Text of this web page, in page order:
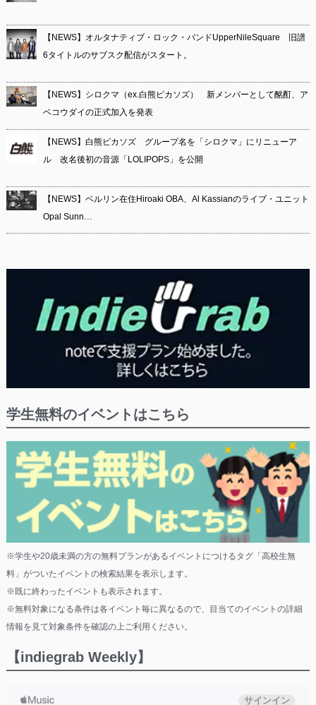
【NEWS】オルタナティブ・ロック・バンドUpperNileSquare 旧譜
6タイトルのサブスク配信がスタート。
【NEWS】シロクマ（ex.白熊ピカソズ） 新メンバーとして酩酊、ア
ベコウダイの正式加入を発表
【NEWS】白熊ピカソズ グループ名を「シロクマ」にリニューア
ル 改名後初の音源「LOLIPOPS」を公開
【NEWS】ベルリン在住Hiroaki OBA、Al Kassianのライブ・ユニット
Opal Sunn…
学生無料のイベントはこちら
※学生や20歳未満の方の無料プランがあるイベントにつけるタグ「高校生無
料」がついたイベントの検索結果を表示します。
※既に終わったイベントも表示されます。
※無料対象になる条件は各イベント毎に異なるので、目当てのイベントの詳細
情報を見て対象条件を確認の上ご利用ください。
【indiegrab Weekly】